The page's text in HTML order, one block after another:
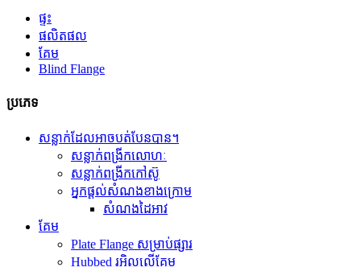
ផ្ទះ
ផលិតផល
គែម
Blind Flange
ប្រភេទ
សន្លាក់ដែលអាចបត់បែនបាន។
សន្លាក់ពង្រីកលោហៈ
សន្លាក់ពង្រីកកៅស៊ូ
អ្នកផ្តល់សំណងខាងក្រោម
សំណងដៃអាវ
គែម
Plate Flange សម្រាប់ផ្សារ
Hubbed រអិលលើគែម